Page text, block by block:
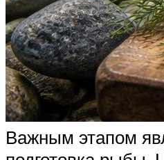
Важным этапом